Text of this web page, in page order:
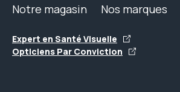
Notre magasin Nos marques
Expert en Santé Visuelle
Opticiens Par Conviction